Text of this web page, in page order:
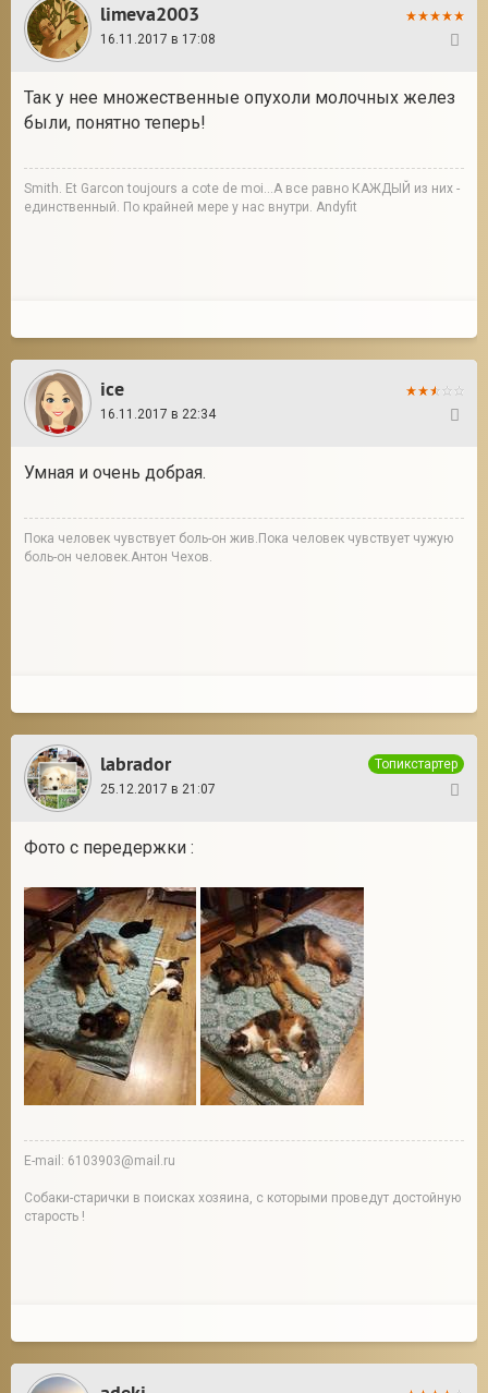
limeva2003
16.11.2017 в 17:08
Так у нее множественные опухоли молочных желез
были, понятно теперь!
Smith. Et Garcon toujours a cote de moi...А все равно КАЖДЫЙ из них -
единственный. По крайней мере у нас внутри. Andyfit
ice
16.11.2017 в 22:34
Умная и очень добрая.
Пока человек чувствует боль-он жив.Пока человек чувствует чужую
боль-он человек.Антон Чехов.
labrador
Топикстартер
25.12.2017 в 21:07
Фото с передержки :
E-mail: 6103903@mail.ru
Собаки-старички в поисках хозяина, с которыми проведут достойную
старость !